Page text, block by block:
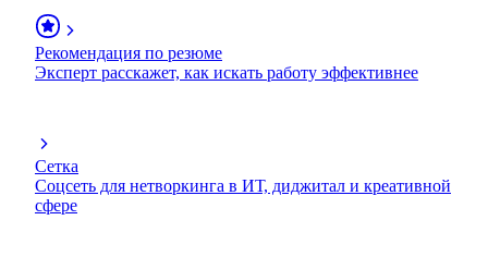
Рекомендация по резюме
Эксперт расскажет, как искать работу эффективнее
Сетка
Соцсеть для нетворкинга в ИТ, диджитал и креативной
сфере